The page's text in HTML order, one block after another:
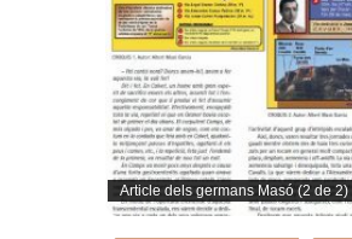
Article dels germans Masó (2 de 2)